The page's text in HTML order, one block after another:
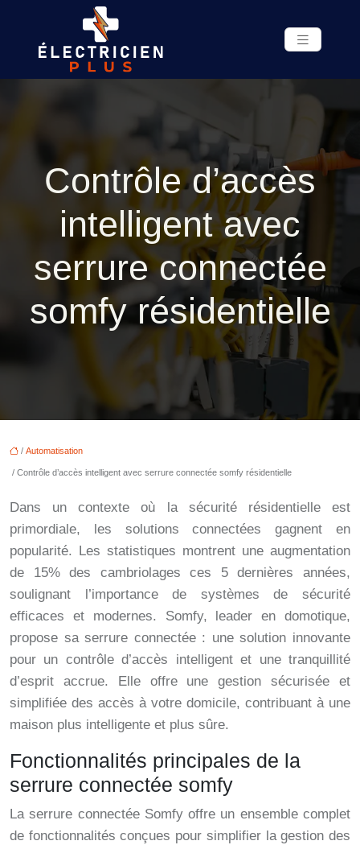
Contrôle d’accès
intelligent avec
serrure connectée
somfy résidentielle
/ Automatisation
/ Contrôle d’accès intelligent avec serrure connectée somfy résidentielle
Dans un contexte où la sécurité résidentielle est
primordiale, les solutions connectées gagnent en
popularité. Les statistiques montrent une augmentation
de 15% des cambriolages ces 5 dernières années,
soulignant l’importance de systèmes de sécurité
efficaces et modernes. Somfy, leader en domotique,
propose sa serrure connectée : une solution innovante
pour un contrôle d’accès intelligent et une tranquillité
d’esprit accrue. Elle offre une gestion sécurisée et
simplifiée des accès à votre domicile, contribuant à une
maison plus intelligente et plus sûre.
Fonctionnalités principales de la
serrure connectée somfy
La serrure connectée Somfy offre un ensemble complet
de fonctionnalités conçues pour simplifier la gestion des